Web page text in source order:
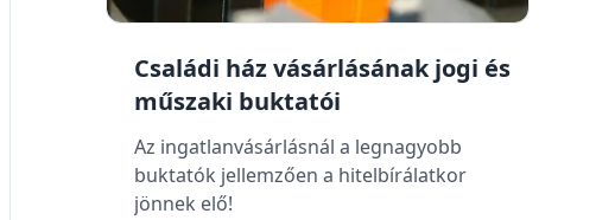
Családi ház vásárlásának jogi és
műszaki buktatói
Az ingatlanvásárlásnál a legnagyobb
buktatók jellemzően a hitelbírálatkor
jönnek elő!